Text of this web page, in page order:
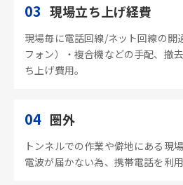
03 現場立ち上げ経費
現場毎に電話回線/ネット回線の開
フォン）・複合機などの手配、撤
ち上げ費用。
04 圏外
トンネルでの作業や僻地にある現
電波が届かない為、携帯電話を利